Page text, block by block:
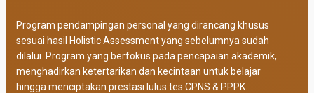
Program pendampingan personal yang dirancang khusus
sesuai hasil Holistic Assessment yang sebelumnya sudah
dilalui. Program yang berfokus pada pencapaian akademik,
menghadirkan ketertarikan dan kecintaan untuk belajar
hingga menciptakan prestasi lulus tes CPNS & PPPK.